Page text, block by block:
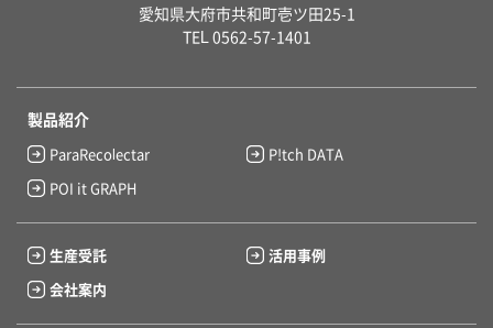
愛知県大府市共和町壱ツ田25-1
TEL 0562-57-1401
製品紹介
ParaRecolectar
P!tch DATA
POI it GRAPH
生産受託 活用事例
会社案内